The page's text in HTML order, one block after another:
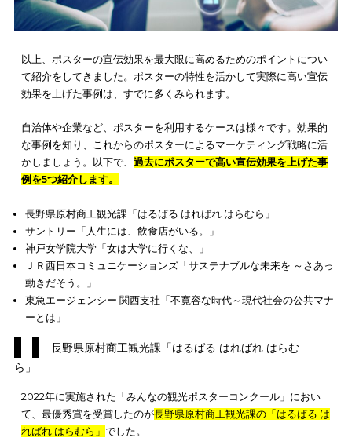
いた印象のデザインを心がけると良いでしょう。用いるカラー
緑や青など派手さを抑えた大人らしい雰囲気のものを用いるの
ポスターはチラシやパンフレットよりも大きいため、情報を紙
でバラバラに掲載すると見づらい印象になります。
情報を置き、左右対称に補足情報を掲載するといったシンメト
の構図を取り入れるのもおすすめです。
なお、宣伝効果の高いポスター作成のポイントについては下記
りよくわかりますので、ぜひ参考にしてください。
ポスター広告の5つの効果！掲出場所や効果を高めるポイントも
説